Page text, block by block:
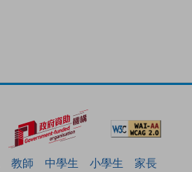
教師 中學生 小學生
家長